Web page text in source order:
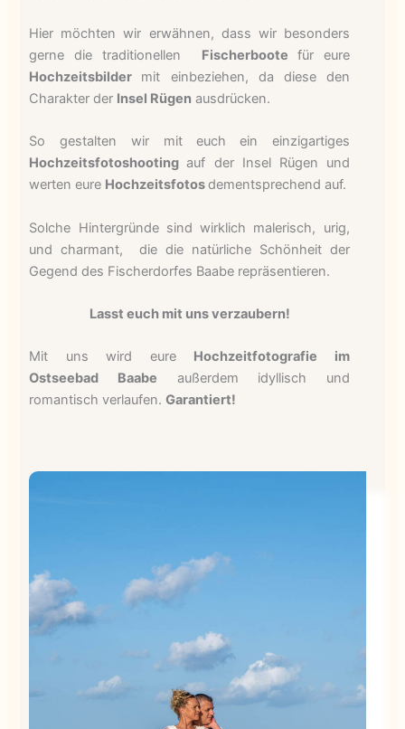
Hier möchten wir erwähnen, dass wir besonders
gerne die traditionellen Fischerboote für eure
Hochzeitsbilder mit einbeziehen, da diese den
Charakter der Insel Rügen ausdrücken.
So gestalten wir mit euch
ein einzigartiges
Hochzeitsfotoshooting auf der Insel Rügen und
werten eure Hochzeitsfotosdementsprechend auf.
Solche Hintergründe sind wirklich malerisch, urig,
und charmant, die die natürliche Schönheit der
Gegend des Fischerdorfes Baabe repräsentieren.
Lasst euch mit uns verzaubern!
Mit uns wird eure Hochzeitfotografie im
Ostseebad Baabe außerdem idyllisch und
romantisch verlaufen.Garantiert!